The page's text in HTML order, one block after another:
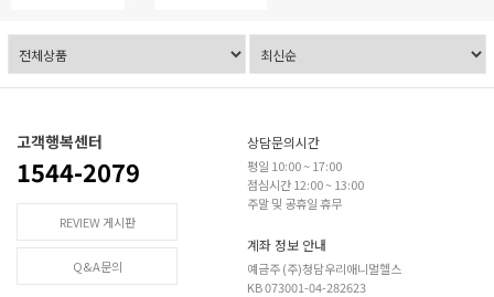
고객행복센터
1544-2079
REVIEW 게시판
Q&A문의
상담문의시간
평일 10:00 ~ 17:00
점심시간 12:00 ~ 13:00
주말 및 공휴일 휴무
계좌 정보 안내
예금주 (주)청담우리애니멀헬스
KB 073001-04-282623